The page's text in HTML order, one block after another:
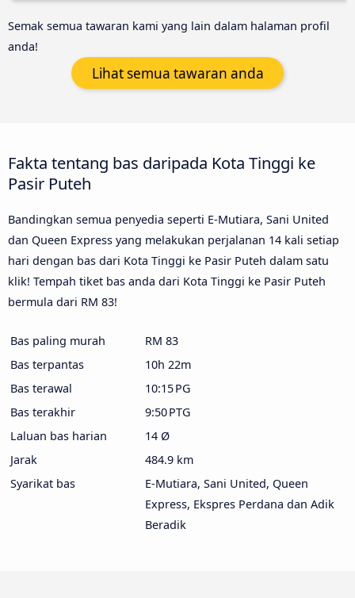
Semak semua tawaran kami yang lain dalam halaman profil
anda!
Lihat semua tawaran anda
Fakta tentang bas daripada Kota Tinggi ke
Pasir Puteh
Bandingkan semua penyedia seperti E-Mutiara, Sani United
dan Queen Express yang melakukan perjalanan 14 kali setiap
hari dengan bas dari Kota Tinggi ke Pasir Puteh dalam satu
klik! Tempah tiket bas anda dari Kota Tinggi ke Pasir Puteh
bermula dari RM 83!
Bas paling murah
RM 83
Bas terpantas
10h 22m
Bas terawal
10:15 PG
Bas terakhir
9:50 PTG
Laluan bas harian
14 Ø
Jarak
484.9 km
Syarikat bas
E-Mutiara, Sani United, Queen
Express, Ekspres Perdana dan Adik
Beradik